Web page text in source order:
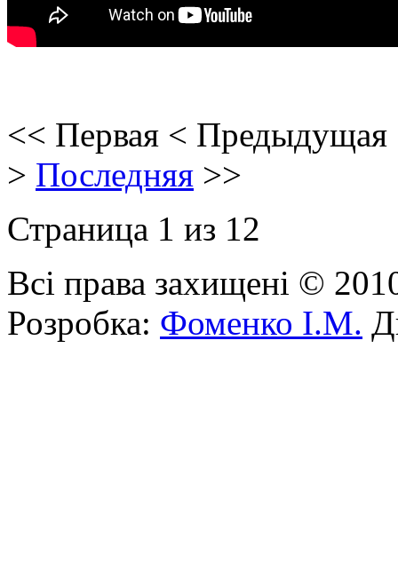
<< Первая < Предыдущая
> Последняя >>
Страница 1 из 12
Всі права захищені ©
Розробка: Фоменко І.М.